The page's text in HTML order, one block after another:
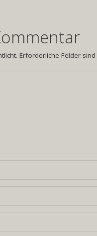
Erforderliche Felder